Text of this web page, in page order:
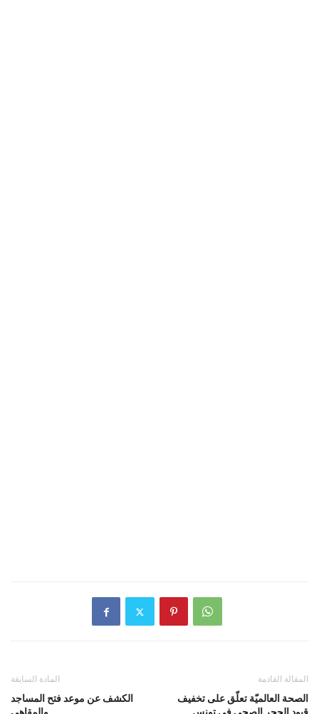
المادة السابقة
الكشف عن موعد فتح المساجد
والمقاهي
المقالة القادمة
الصحة العالميّة تعلّق على تخفيف
قيود الحجر الصحي في تونس